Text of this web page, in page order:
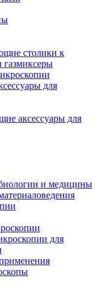
столики к
газмиксеры
для
аксессуары для
и медицины
для